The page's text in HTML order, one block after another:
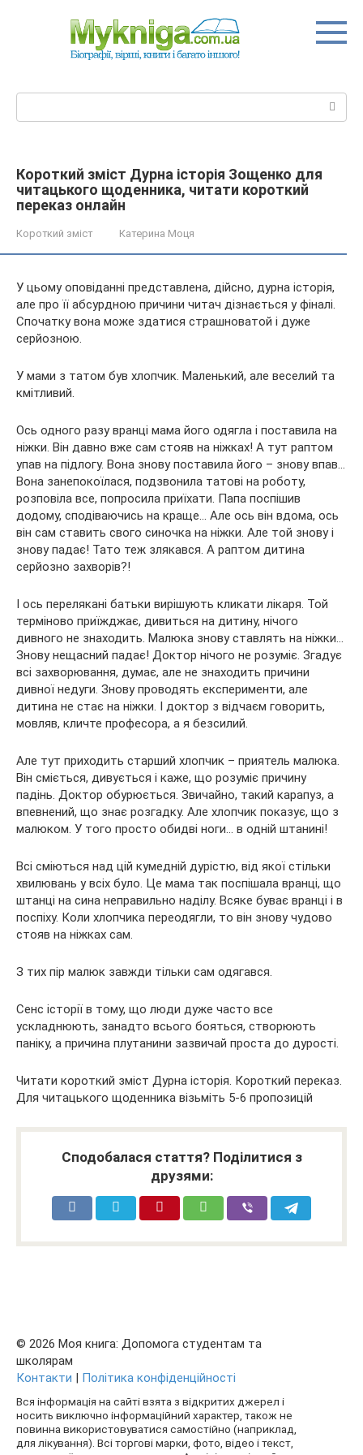
Короткий зміст Дурна історія Зощенко для
читацького щоденника, читати короткий
переказ онлайн
Короткий зміст Катерина Моця
У цьому оповіданні представлена, дійсно, дурна історія,
але про її абсурдною причини читач дізнається у фіналі.
Спочатку вона може здатися страшноватой і дуже
серйозною.
У мами з татом був хлопчик. Маленький, але веселий та
кмітливий.
Ось одного разу вранці мама його одягла і поставила на
ніжки. Він давно вже сам стояв на ніжках! А тут раптом
упав на підлогу. Вона знову поставила його – знову впав…
Вона занепокоїлася, подзвонила татові на роботу,
розповіла все, попросила приїхати. Папа поспішив
додому, сподіваючись на краще… Але ось він вдома, ось
він сам ставить свого синочка на ніжки. Але той знову і
знову падає! Тато теж злякався. А раптом дитина
серйозно захворів?!
І ось перелякані батьки вирішують кликати лікаря. Той
терміново приїжджає, дивиться на дитину, нічого
дивного не знаходить. Малюка знову ставлять на ніжки…
Знову нещасний падає! Доктор нічого не розуміє. Згадує
всі захворювання, думає, але не знаходить причини
дивної недуги. Знову проводять експерименти, але
дитина не стає на ніжки. І доктор з відчаєм говорить,
мовляв, кличте професора, а я безсилий.
Але тут приходить старший хлопчик – приятель малюка.
Він сміється, дивується і каже, що розуміє причину
падінь. Доктор обурюється. Звичайно, такий карапуз, а
впевнений, що знає розгадку. Але хлопчик показує, що з
малюком. У того просто обидві ноги… в одній штанині!
Всі сміються над цій кумедній дурістю, від якої стільки
хвилювань у всіх було. Це мама так поспішала вранці, що
штанці на сина неправильно наділу. Всяке буває вранці і в
поспіху. Коли хлопчика переодягли, то він знову чудово
стояв на ніжках сам.
З тих пір малюк завжди тільки сам одягався.
Сенс історії в тому, що люди дуже часто все
ускладнюють, занадто всього бояться, створюють
паніку, а причина плутанини зазвичай проста до дурості.
Читати короткий зміст Дурна історія. Короткий переказ.
Для читацького щоденника візьміть 5-6 пропозицій
Сподобалася стаття? Поділитися з
друзями:
© 2026 Моя книга: Допомога студентам та
школярам
Контакти | Політика конфіденційності
Вся інформація на сайті взята з відкритих джерел і
носить виключно інформаційний характер, також не
повинна використовуватися самостійно (наприклад,
для лікування). Всі торгові марки, фото, відео і текст,